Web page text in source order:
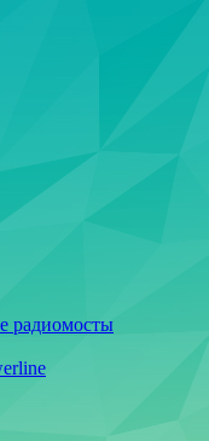
радиомосты